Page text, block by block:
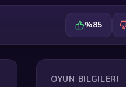
%85
OYUN BILGILERI